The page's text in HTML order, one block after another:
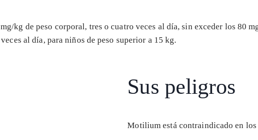
kg de peso corporal, tres o cuatro veces al día, sin exceder los 80
al día, para niños de peso superior a 15 kg.
Sus peligros
Motilium está contraindicado en los